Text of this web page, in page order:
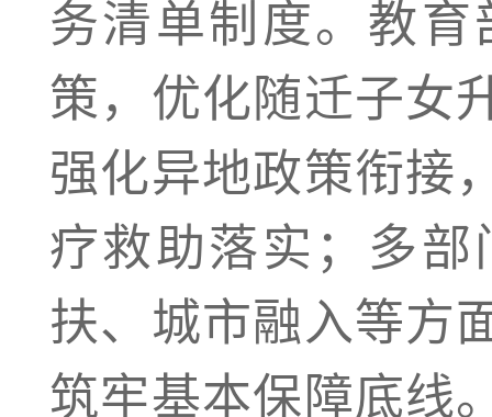
务清单制度。教
策，优化随迁子女
强化异地政策衔接
疗救助落实；多
扶、城市融入等方
筑牢基本保障底线